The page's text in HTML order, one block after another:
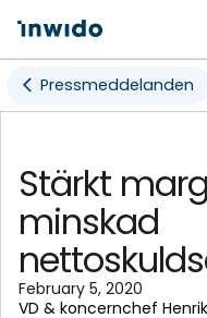
Pressmeddelanden
Stärkt
minskad
February 5, 2020
VD & koncernchef